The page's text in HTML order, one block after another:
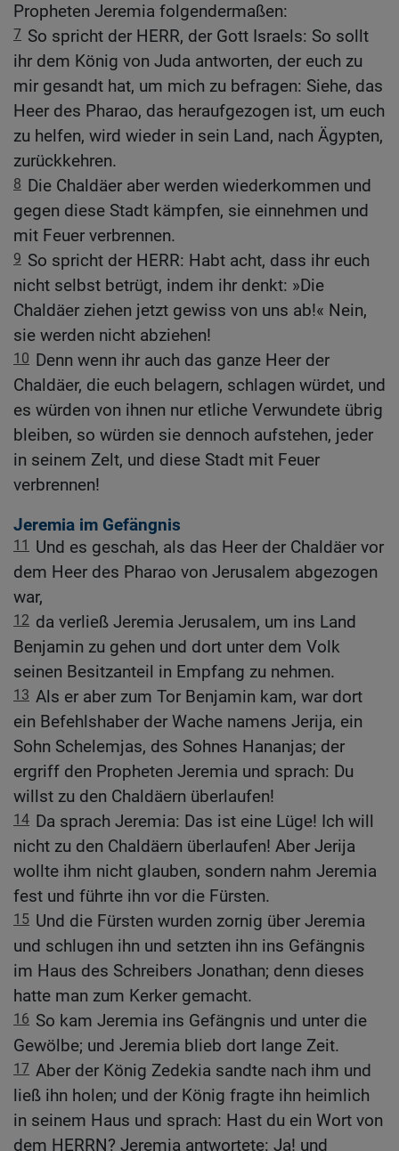
Propheten Jeremia folgendermaßen:
7 So spricht der HERR, der Gott Israels: So sollt
ihr dem König von Juda antworten, der euch zu
mir gesandt hat, um mich zu befragen: Siehe, das
Heer des Pharao, das heraufgezogen ist, um euch
zu helfen, wird wieder in sein Land, nach Ägypten,
zurückkehren.
8 Die Chaldäer aber werden wiederkommen und
gegen diese Stadt kämpfen, sie einnehmen und
mit Feuer verbrennen.
9 So spricht der HERR: Habt acht, dass ihr euch
nicht selbst betrügt, indem ihr denkt: »Die
Chaldäer ziehen jetzt gewiss von uns ab!« Nein,
sie werden nicht abziehen!
10 Denn wenn ihr auch das ganze Heer der
Chaldäer, die euch belagern, schlagen würdet, und
es würden von ihnen nur etliche Verwundete übrig
bleiben, so würden sie dennoch aufstehen, jeder
in seinem Zelt, und diese Stadt mit Feuer
verbrennen!
Jeremia im Gefängnis
11
Und es geschah, als das Heer der Chaldäer vor
dem Heer des Pharao von Jerusalem abgezogen
war,
12 da verließ Jeremia Jerusalem, um ins Land
Benjamin zu gehen und dort unter dem Volk
seinen Besitzanteil in Empfang zu nehmen.
13 Als er aber zum Tor Benjamin kam, war dort
ein Befehlshaber der Wache namens Jerija, ein
Sohn Schelemjas, des Sohnes Hananjas; der
ergriff den Propheten Jeremia und sprach: Du
willst zu den Chaldäern überlaufen!
14 Da sprach Jeremia: Das ist eine Lüge! Ich will
nicht zu den Chaldäern überlaufen! Aber Jerija
wollte ihm nicht glauben, sondern nahm Jeremia
fest und führte ihn vor die Fürsten.
15 Und die Fürsten wurden zornig über Jeremia
und schlugen ihn und setzten ihn ins Gefängnis
im Haus des Schreibers Jonathan; denn dieses
hatte man zum Kerker gemacht.
16 So kam Jeremia ins Gefängnis und unter die
Gewölbe; und Jeremia blieb dort lange Zeit.
17 Aber der König Zedekia sandte nach ihm und
ließ ihn holen; und der König fragte ihn heimlich
in seinem Haus und sprach: Hast du ein Wort von
dem HERRN? Jeremia antwortete: Ja! und